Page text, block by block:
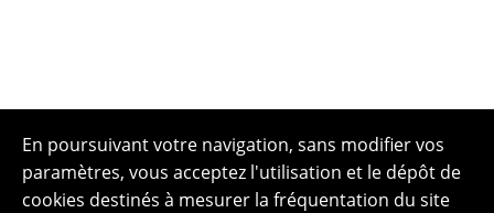
En poursuivant votre navigation, sans modifier vos
paramètres, vous acceptez l'utilisation et le dépôt de
cookies destinés à mesurer la fréquentation du site